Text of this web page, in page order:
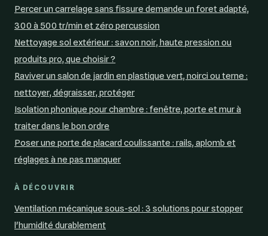
Percer un carrelage sans fissure demande un foret adapté,
300 à 500 tr/min et zéro percussion
Nettoyage sol extérieur : savon noir, haute pression ou
produits pro, que choisir ?
Raviver un salon de jardin en plastique vert, noirci ou terne :
nettoyer, dégraisser, protéger
Isolation phonique pour chambre : fenêtre, porte et mur à
traiter dans le bon ordre
Poser une porte de placard coulissante : rails, aplomb et
réglages à ne pas manquer
À DÉCOUVRIR
Ventilation mécanique sous-sol : 3 solutions pour stopper
l'humidité durablement